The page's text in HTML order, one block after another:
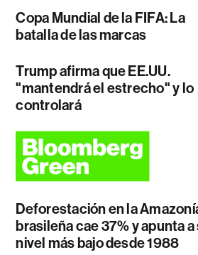
Copa Mundial de la FIFA: La
batalla de las marcas
Trump afirma que EE.UU.
"mantendrá el estrecho" y lo
controlará
Deforestación en la
brasileña cae 37% y apunta a
nivel más bajo desde 1988